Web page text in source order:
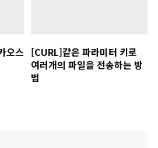
오스 [CURL]같은 파라미터 키로
여러개의 파일을 전송하는 방
법